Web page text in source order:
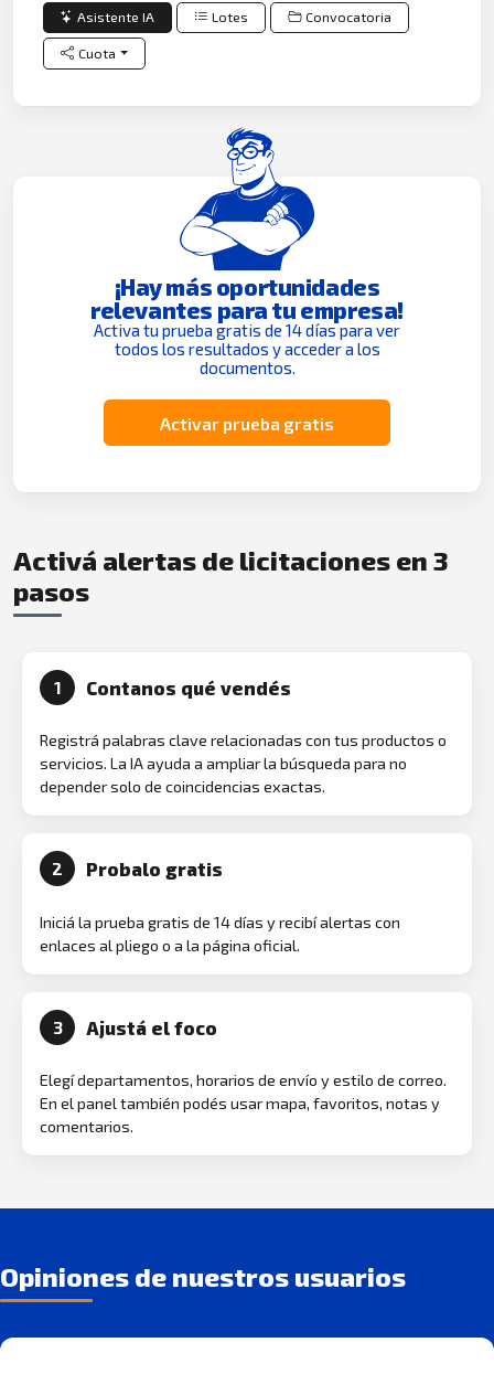
Asistente IA Lotes Convocatoria
Cuota
¡Hay más oportunidades
relevantes para tu empresa!
Activa tu prueba gratis de 14 días para ver
todos los resultados y acceder a los
documentos.
Activar prueba gratis
Activá alertas de licitaciones en 3
pasos
1 Contanos qué vendés
Registrá palabras clave relacionadas con tus productos o
servicios. La IA ayuda a ampliar la búsqueda para no
depender solo de coincidencias exactas.
2 Probalo gratis
Iniciá la prueba gratis de 14 días y recibí alertas con
enlaces al pliego o a la página oficial.
3 Ajustá el foco
Elegí departamentos, horarios de envío y estilo de correo.
En el panel también podés usar mapa, favoritos, notas y
comentarios.
Opiniones de nuestros usuarios